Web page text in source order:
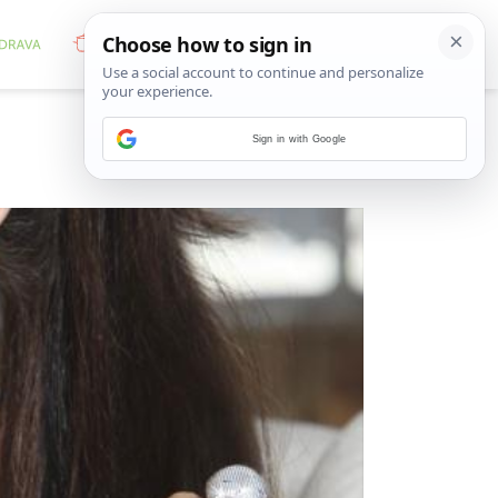
Sign in with Google